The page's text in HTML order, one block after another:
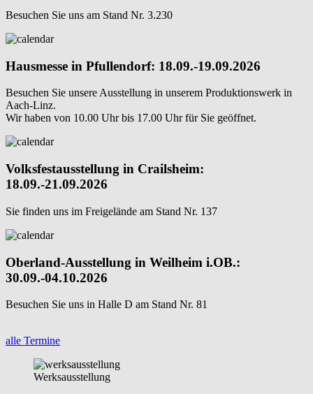
Besuchen Sie uns am Stand Nr. 3.230
Hausmesse in Pfullendorf: 18.09.-19.09.2026
Besuchen Sie unsere Ausstellung in unserem Produktionswerk in
Aach-Linz.
Wir haben von 10.00 Uhr bis 17.00 Uhr für Sie geöffnet.
Volksfestausstellung in Crailsheim:
18.09.-21.09.2026
Sie finden uns im Freigelände am Stand Nr. 137
Oberland-Ausstellung in Weilheim i.OB.:
30.09.-04.10.2026
Besuchen Sie uns in Halle D am Stand Nr. 81
alle Termine
Werksausstellung